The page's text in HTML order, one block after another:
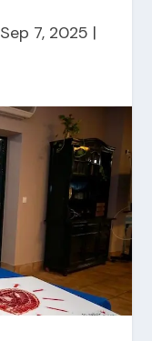
Sep 7, 2025 |